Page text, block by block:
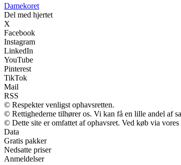
Damekoret
Del med hjertet
X
Facebook
Instagram
LinkedIn
YouTube
Pinterest
TikTok
Mail
RSS
© Respekter venligst ophavsretten.
© Rettighederne tilhører os. Vi kan få en lille andel af
© Dette site er omfattet af ophavsret. Ved køb via
Data
Gratis pakker
Nedsatte priser
Anmeldelser